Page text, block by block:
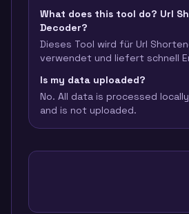
What does this tool do? Url
Decoder?
Dieses Tool wird für Url
verwendet und liefert schnell
Is my data uploaded?
No. All data is processed
and is not uploaded.